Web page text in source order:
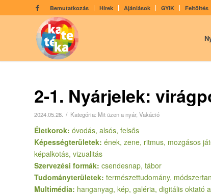
Bemutatkozás Hírek Ajánlások GYIK Feltöltés
2-1. Nyárjelek:
2024.05.28. / Kategória: Mit üzen a nyár, Vakáció
Életkorok: óvodás, alsós, felsős
Képességterületek: ének, zene, ritmus, mozgásos
képalkotás, vizualitás
Szervezési formák: csendesnap, tábor
Tudományterületek: természettudomány,
Multimédia: hanganyag, kép, galéria, digitális oktató